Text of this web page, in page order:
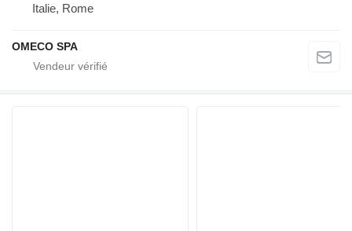
Italie, Rome
OMECO SPA